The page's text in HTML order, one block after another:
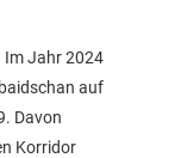
Im Jahr 2024
auf
Davon
Korridor